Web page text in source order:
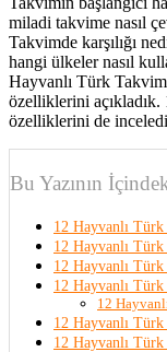
miladi takvime nasıl
Takvimde karşılığı
hangi ülkeler nasıl
Hayvanlı Türk
özelliklerini
özelliklerini de
Bu Yazının
12 Hayvanlı
12 Hayvanlı
12 Hayvanlı Türk
12 Hayvanlı
12
12 Hayvanlı
12 Hayvanlı